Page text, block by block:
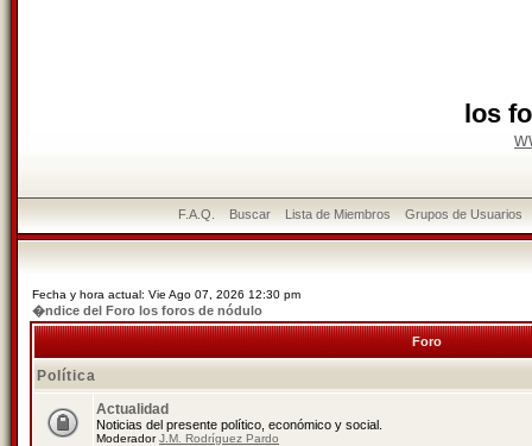
los
F.A.Q. Buscar Lista de Miembros Grupos de Usuarios
Fecha y hora actual: Vie Ago 07, 2026 12:30 pm
�ndice del Foro los foros de nódulo
Foro
Política
Actualidad
Noticias del presente político, económico y social.
ModeradorJ.M. Rodríguez Pardo